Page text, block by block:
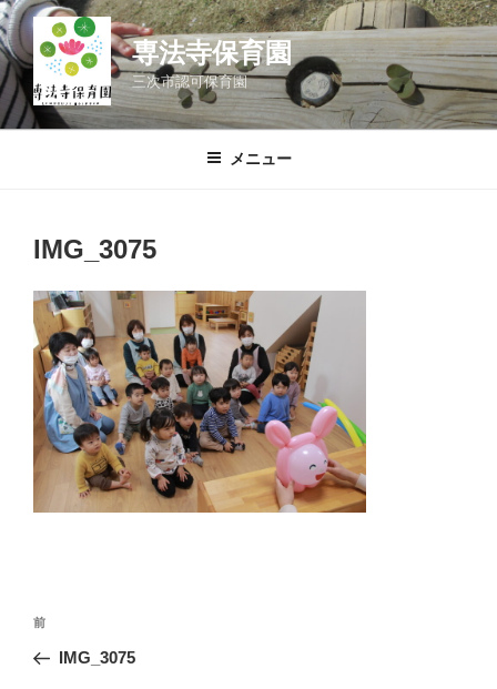
コ
ン
テ
ン
ツ
専法寺保育園
三次市認可保育園
メニュー
IMG_3075
投
ナ
前
の
前
IMG_3075